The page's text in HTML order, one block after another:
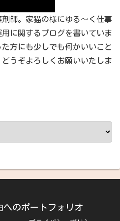
師。家猫の様にゆる～く仕事
に関するブログを書いていま
方にも少しでも何かいいこと
うぞよろしくお願いいたしま
のポートフォリオ